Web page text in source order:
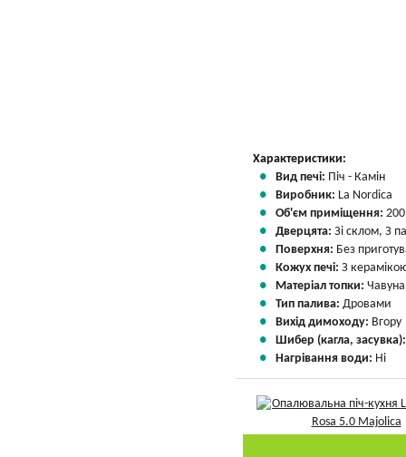
Характеристики:
Вид печі: Піч - Камін
Виробник: La Nordica
Об'єм приміщення:
Дверцята: Зі склом, З
Поверхня: Без
Кожух печі: З
Матеріал топки: Чавуна
Тип палива: Дровами
Вихід димоходу: Вгору
Шибер (кагла,
Нагрівання води: Ні